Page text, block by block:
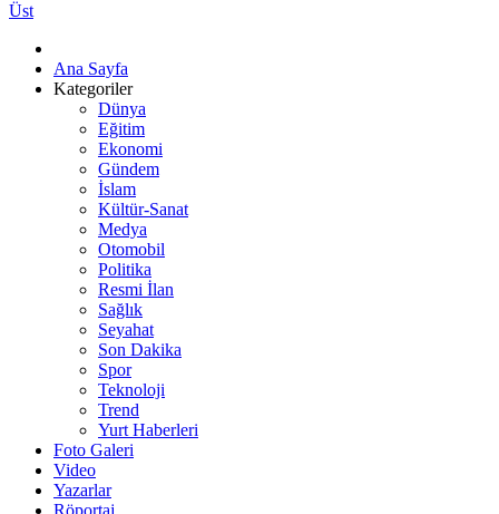
Üst
Ana Sayfa
Kategoriler
Dünya
Eğitim
Ekonomi
Gündem
İslam
Kültür-Sanat
Medya
Otomobil
Politika
Resmi İlan
Sağlık
Seyahat
Son Dakika
Spor
Teknoloji
Trend
Yurt Haberleri
Foto Galeri
Video
Yazarlar
Röportaj